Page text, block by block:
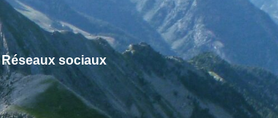
Réseaux sociaux